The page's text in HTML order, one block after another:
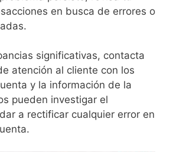
en busca de errores o
significativas, contacta
atención al cliente con los
y la información de la
pueden investigar el
a rectificar cualquier error en